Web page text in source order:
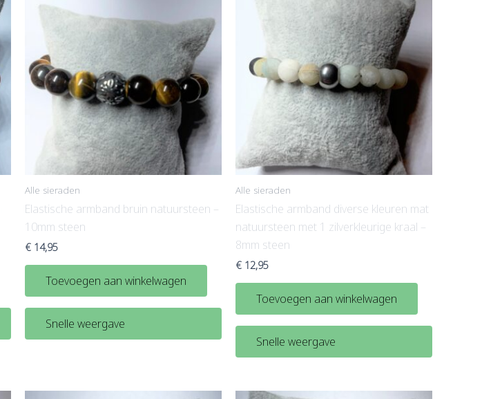
Alle sieraden
Elastische armband bruin natuursteen –
10mm steen
€ 14,95
Toevoegen aan winkelwagen
Snelle weergave
Alle sieraden
Elastische armband diverse kleuren mat
natuursteen met 1 zilverkleurige kraal –
8mm steen
€ 12,95
Toevoegen aan winkelwagen
Snelle weergave